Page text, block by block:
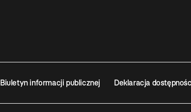
Biuletyn informacji publicznej Deklaracja